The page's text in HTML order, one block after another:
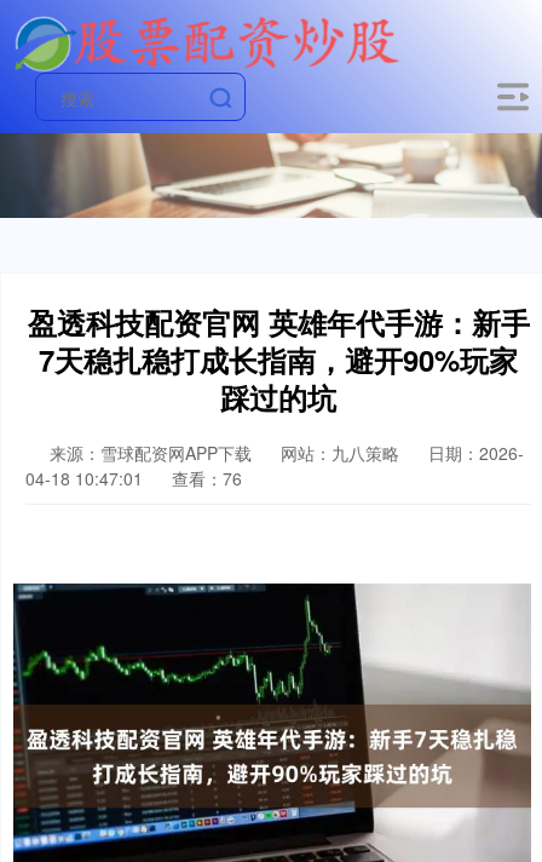
盈透科技配资官网 英雄年代手游：新手
7天稳扎稳打成长指南，避开90%玩家
踩过的坑
来源：雪球配资网APP下载 网站：九八策略
日期：2026-
04-18 10:47:01
查看：76